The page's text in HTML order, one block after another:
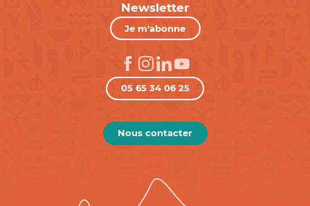
Newsletter
Je m'abonne
05 65 34 06 25
Nous contacter